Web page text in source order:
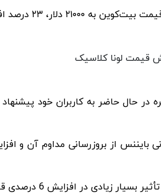
بایننس از بروزرسانی مداوم آن و